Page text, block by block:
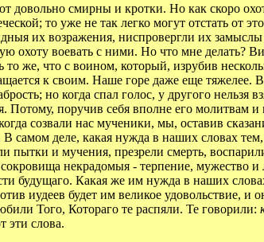
смирны и кротки. Но как скоро
то уже не так легко могут отстать от
их возражения, ниспровергли их
охоту воевать с ними. Но что мне делать?
же, что с воином, который, изрубив
к своим. Наше горе даже еще
но когда спал голос, у другого нельзя
поручив себя вполне его молитвам
созвали нас мученики, мы, оставив
В самом деле, какая нужда в наших словах
и мучения, презрели смерть,
некрадомыя - терпение,
будущаго. Какая же им нужда в наших
иудеев будет им великое удовольствие,
Того, Котораго те распяли. Те говорили:
эти слова.